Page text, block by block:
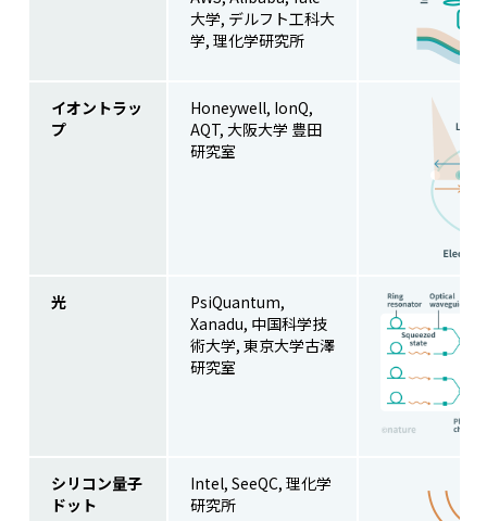
大学, デルフト工科大
学, 理化学研究所
イオントラッ
プ
Honeywell, IonQ,
AQT, 大阪大学 豊田
研究室
光
PsiQuantum,
Xanadu, 中国科学技
術大学, 東京大学古澤
研究室
シリコン量子
ドット
Intel, SeeQC, 理化学
研究所